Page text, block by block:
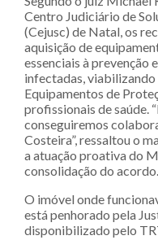
Centro Judiciário de
(Cejusc) de Natal, os
aquisição de
essenciais à prevenção
infectadas,
Equipamentos de
profissionais de saúde.
conseguiremos
Costeira”, ressaltou o
a atuação proativa do
consolidação do acordo.
O imóvel onde
está penhorado pela
disponibilizado pelo